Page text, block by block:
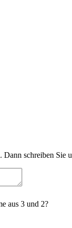
Dann schreiben Sie
aus 3 und 2?